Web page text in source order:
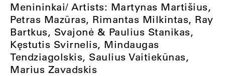
Menininkai/ Artists: Martynas Martišius,
Petras Mazūras, Rimantas Milkintas, Ray
Bartkus, Svajonė & Paulius Stanikas,
Kęstutis Svirnelis, Mindaugas
Tendziagolskis, Saulius Vaitiekūnas,
Marius Zavadskis